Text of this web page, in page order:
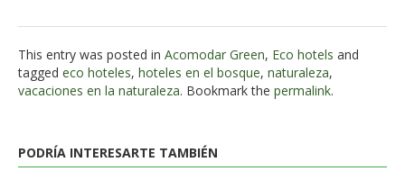
This entry was posted in Acomodar Green, Eco hotels and
tagged eco hoteles, hoteles en el bosque, naturaleza,
vacaciones en la naturaleza. Bookmark the permalink.
PODRÍA INTERESARTE TAMBIÉN